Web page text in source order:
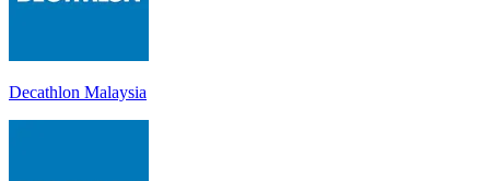
Decathlon Malaysia